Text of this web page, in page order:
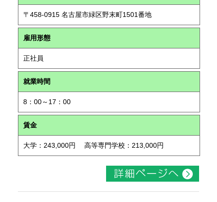
〒458-0915 名古屋市緑区野末町1501番地
雇用形態
正社員
就業時間
8：00～17：00
賃金
大学：243,000円 高等専門学校：213,000円